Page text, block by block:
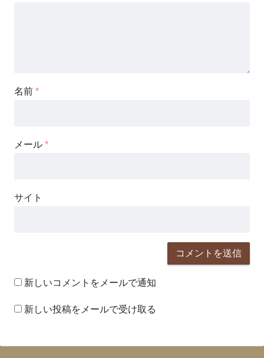
名前 *
メール *
サイト
新しいコメントをメールで通知
新しい投稿をメールで受け取る